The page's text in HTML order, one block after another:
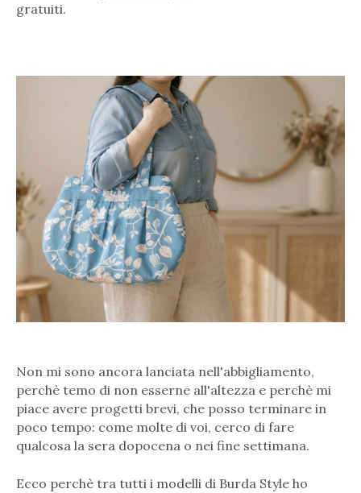
gratuiti.
Non mi sono ancora lanciata nell'abbigliamento,
perchè temo di non esserne all'altezza e perchè mi
piace avere progetti brevi, che posso terminare in
poco tempo: come molte di voi, cerco di fare
qualcosa la sera dopocena o nei fine settimana.
Ecco perchè tra tutti i modelli di Burda Style ho